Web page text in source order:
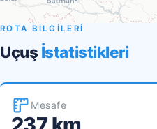
ROTA BİLGİLERİ
Uçuş İstatistikleri
Mesafe